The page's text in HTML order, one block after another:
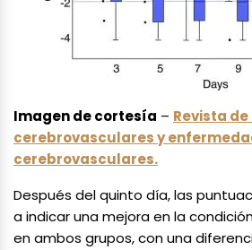
Imagen de cortesía – Revista
cerebrovasculares y
cerebrovasculares.
Después del quinto día, las
a indicar una mejora en la
en ambos grupos, con una